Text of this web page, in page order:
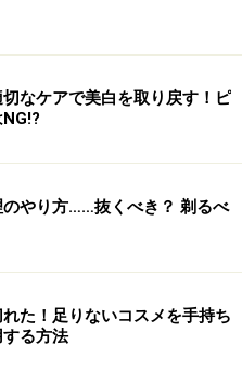
】がおしゃれ
最新の内容をご確認くださ
ア用品をチェック！
切なケアで美白を取り戻す！ピ
のやり方……抜くべき？ 剃るべ
た！足りないコスメを手持ち
る方法